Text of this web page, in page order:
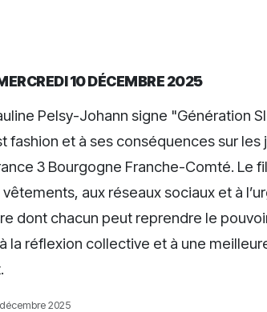
10 DÉCEMBRE 2025
Pelsy-Johann signe "Génération
fashion et à ses conséquences sur
3 Bourgogne Franche-Comté. Le
aux réseaux sociaux et à
dont chacun peut reprendre le
la réflexion collective et à une
2025